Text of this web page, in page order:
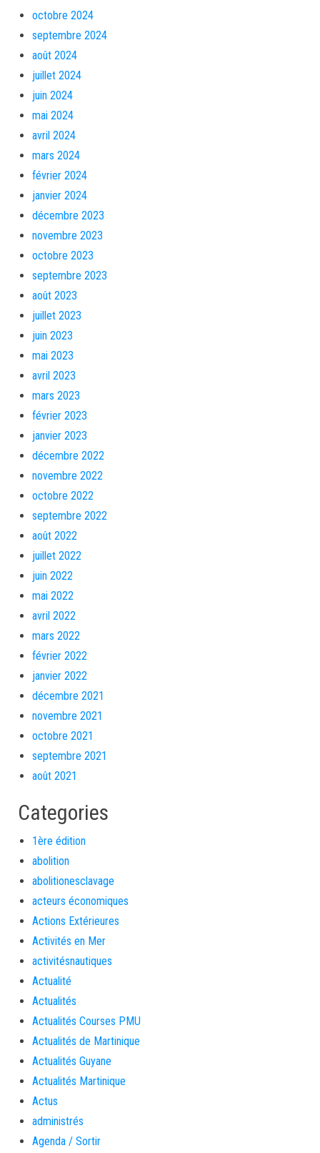
octobre 2024
septembre 2024
août 2024
juillet 2024
juin 2024
mai 2024
avril 2024
mars 2024
février 2024
janvier 2024
décembre 2023
novembre 2023
octobre 2023
septembre 2023
août 2023
juillet 2023
juin 2023
mai 2023
avril 2023
mars 2023
février 2023
janvier 2023
décembre 2022
novembre 2022
octobre 2022
septembre 2022
août 2022
juillet 2022
juin 2022
mai 2022
avril 2022
mars 2022
février 2022
janvier 2022
décembre 2021
novembre 2021
octobre 2021
septembre 2021
août 2021
Categories
1ère édition
abolition
abolitionesclavage
acteurs économiques
Actions Extérieures
Activités en Mer
activitésnautiques
Actualité
Actualités
Actualités Courses PMU
Actualités de Martinique
Actualités Guyane
Actualités Martinique
Actus
administrés
Agenda / Sortir